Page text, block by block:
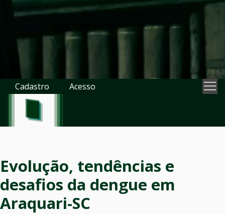
Cadastro Acesso
Evolução, tendências e
desafios da dengue em
Araquari-SC